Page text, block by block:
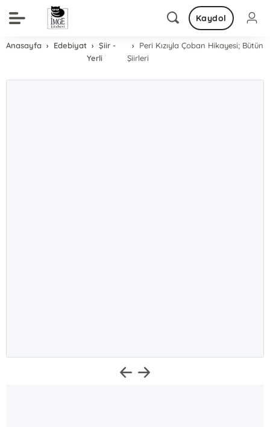
Kaydol
Anasayfa Edebiyat
Şiir -
Yerli
Peri Kızıyla Çoban Hikayesi; Bütün
Şiirleri